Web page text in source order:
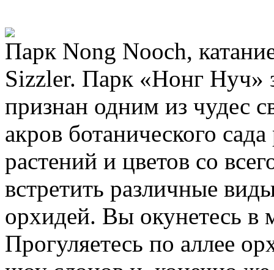
Парк Nong Nooch,
Sizzler. Парк «Нонг Нуч»
признан одним из чудес
акров ботанического
растений и цветов со
встретить различные
орхидей. Вы окунетесь в
Прогуляетесь по аллее